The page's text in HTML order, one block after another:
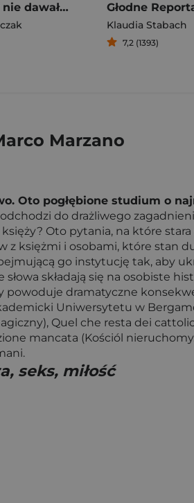
Ja łebków nie dawałem Procesy przed Żydowskim Sądem Społecznym
Klaudia Stabach
7,2 (1393)
Marzano
Oto pogłębione studium o
do drażliwego
Oto pytania, na które
księżmi i osobami, które stan
go instytucję tak, aby
składają się na osobiste
powoduje dramatyczne
Uniwersytetu w
Quel che resta dei
mancata (Kościól
seks, miłość